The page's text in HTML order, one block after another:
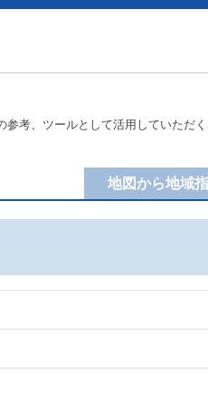
考、ツールとして活用していただく
地図から地域